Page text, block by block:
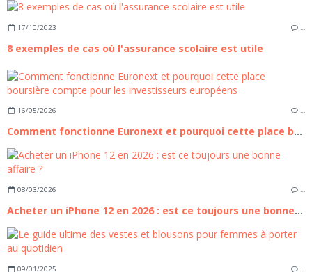
17/10/2023 …
8 exemples de cas où l'assurance scolaire est utile
16/05/2026 …
Comment fonctionne Euronext et pourquoi cette place boursière compte pour les investisseurs européens
08/03/2026 …
Acheter un iPhone 12 en 2026 : est ce toujours une bonne affaire ?
09/01/2025